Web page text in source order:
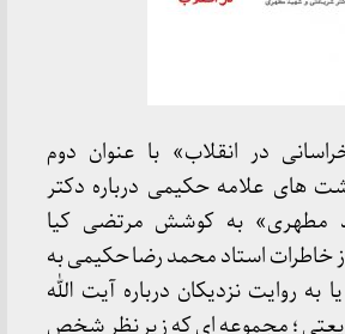
در انقلاب» با عنوان دوم
های علامه حکیمی درباره دکتر
مطهری» به کوشش مرتضی کیا
خاطرات استاد محمد رضا حکیمی به
به روایت نزدیکان درباره آیت الله
؛ مجموعه ای که زیر نظر شخص